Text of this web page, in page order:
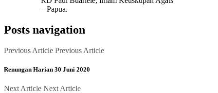
– Papua.
Posts navigation
Previous Article Previous Article
Renungan Harian 30 Juni 2020
Next Article Next Article